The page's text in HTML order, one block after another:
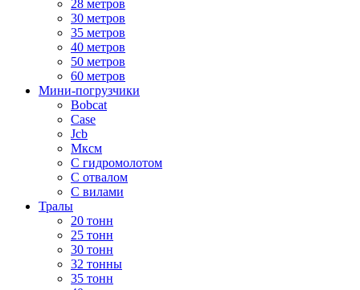
28 метров
30 метров
35 метров
40 метров
50 метров
60 метров
Мини-погрузчики
Bobcat
Case
Jcb
Мксм
С гидромолотом
С отвалом
С вилами
Тралы
20 тонн
25 тонн
30 тонн
32 тонны
35 тонн